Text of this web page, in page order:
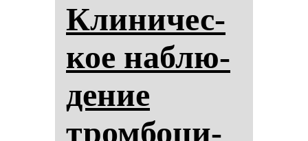
Кли­ни­чес­
кое наб­лю­
де­ние
тром­бо­ци­